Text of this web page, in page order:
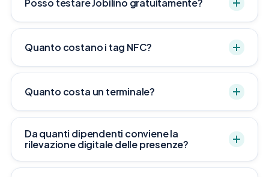
Posso testare Jobilino gratuitamente?
Quanto costano i tag NFC?
Quanto costa un terminale?
Da quanti dipendenti conviene la
rilevazione digitale delle presenze?